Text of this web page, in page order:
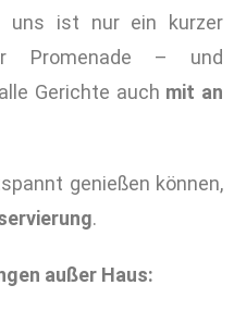
ist nur ein kurzer
Promenade – und
Gerichte auch mit an
genießen können,
.
außer Haus: